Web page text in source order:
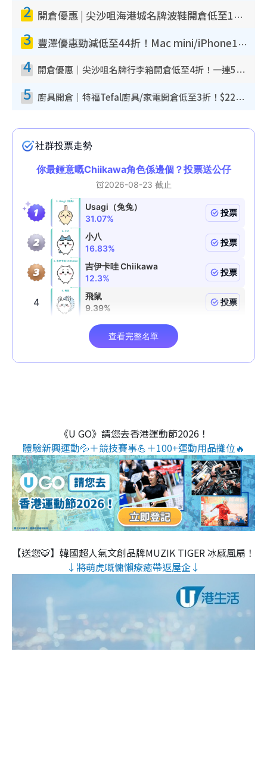
2 開倉優惠 | 尖沙咀海港城名牌波鞋開倉低至1折！On鞋$899起／Joy&Peace鞋履$98起
3 豐澤優惠勁減低至44折！Mac mini/iPhone17Pro大減價！廚房家電$220起
4 開倉優惠｜尖沙咀名牌行李箱開倉低至4折！一連5日 American Tourister/ace./Hallmark $200起！
5 廚具開倉｜特福Tefal廚具/家電開倉低至3折！$220起買平底鍋/炒鑊/湯煲！電飯煲/吸塵機/燙斗$418起
《U GO》請您去香港運動節2026！
體驗新興運動💦＋競技賽事💪＋100+運動用品攤位🔥
【送您🐯】韓國超人氣文創品牌MUZIK TIGER 冰感風扇！
↓將萌虎嘅慵懶療癒帶返屋企↓